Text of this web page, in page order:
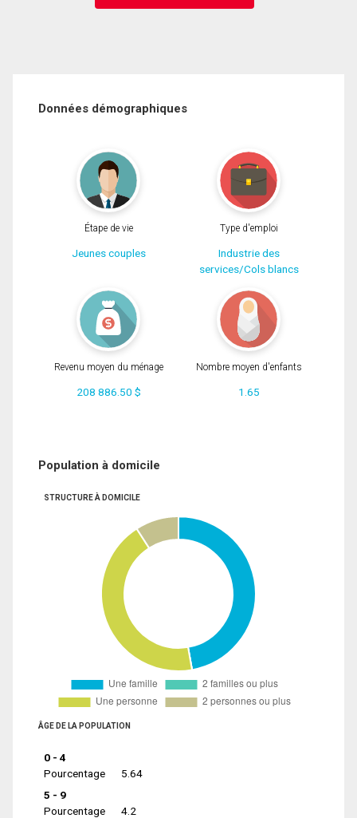
Données démographiques
Étape de vie
Jeunes couples
Type d'emploi
Industrie des
services/Cols blancs
Revenu moyen du ménage
208 886.50 $
Nombre moyen d'enfants
1.65
Population à domicile
STRUCTURE À DOMICILE
ÂGE DE LA POPULATION
0 - 4
Pourcentage
5.64
5 - 9
Pourcentage
4.2